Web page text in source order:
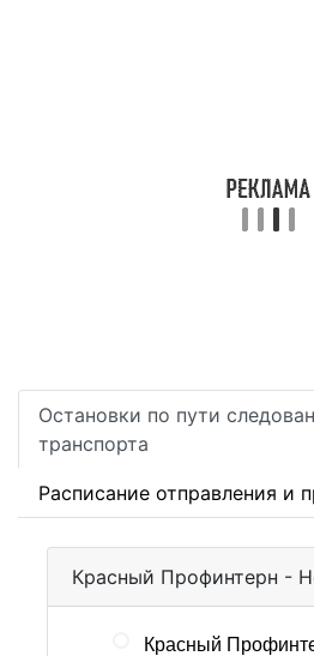
Остановки по пути
транспорта
Расписание отправления и
Красный Профинтерн -
Красный